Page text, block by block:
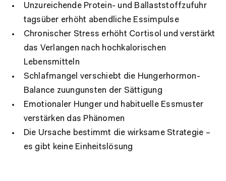
Unzureichende Protein- und Ballaststoffzufuhr
tagsüber erhöht abendliche Essimpulse
Chronischer Stress erhöht Cortisol und verstärkt
das Verlangen nach hochkalorischen
Lebensmitteln
Schlafmangel verschiebt die Hungerhormon-
Balance zuungunsten der Sättigung
Emotionaler Hunger und habituelle Essmuster
verstärken das Phänomen
Die Ursache bestimmt die wirksame Strategie –
es gibt keine Einheitslösung